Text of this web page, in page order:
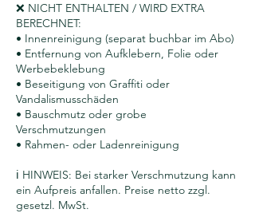
❌ NICHT ENTHALTEN / WIRD EXTRA
BERECHNET:
• Innenreinigung (separat buchbar im Abo)
• Entfernung von Aufklebern, Folie oder
Werbebeklebung
• Beseitigung von Graffiti oder
Vandalismusschäden
• Bauschmutz oder grobe
Verschmutzungen
• Rahmen- oder Ladenreinigung
ℹ️ HINWEIS: Bei starker Verschmutzung kann
ein Aufpreis anfallen. Preise netto zzgl.
gesetzl. MwSt.